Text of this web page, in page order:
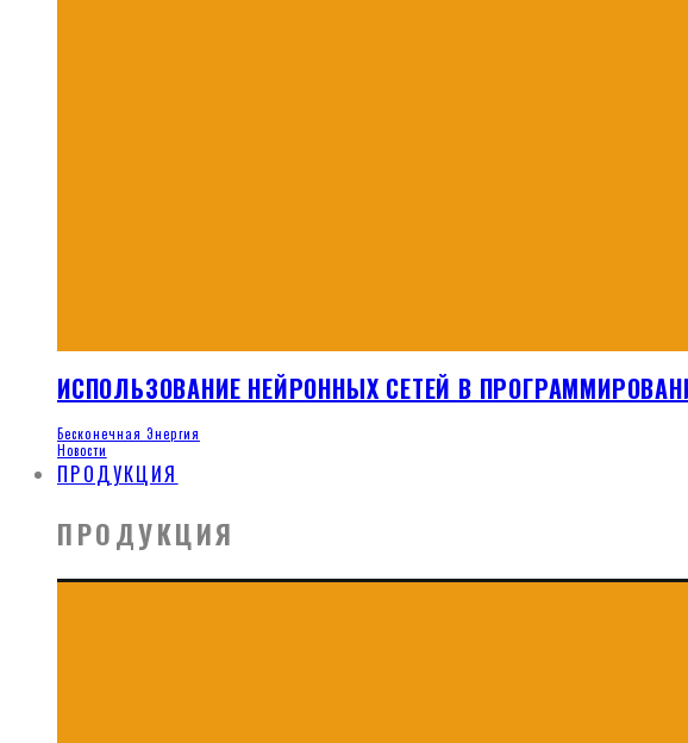
ИСПОЛЬЗОВАНИЕ НЕЙРОННЫХ СЕТЕЙ В
Бесконечная Энергия
Новости
ПРОДУКЦИЯ
ПРОДУКЦИЯ